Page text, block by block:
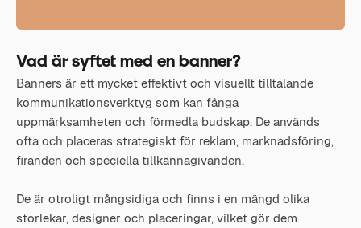
Vad är syftet med en banner?
Banners är ett mycket effektivt och visuellt tilltalande
kommunikationsverktyg som kan fånga
uppmärksamheten och förmedla budskap. De används
ofta och placeras strategiskt för reklam, marknadsföring,
firanden och speciella tillkännagivanden.
De är otroligt mångsidiga och finns i en mängd olika
storlekar, designer och placeringar, vilket gör dem